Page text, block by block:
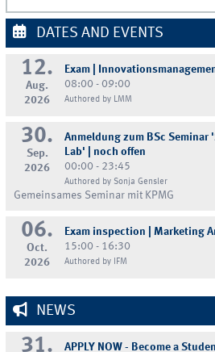
DATES AND EVENTS
12.
Aug.
2026
Exam |
08:00 - 09:00
Authored by LMM
30.
Sep.
2026
Anmeldung zum BSc
Lab' | noch offen
00:00 - 23:45
Authored by Sonja Gensler
Gemeinsames Seminar mit KPMG
06.
Oct.
2026
Exam inspection | Marketing
15:00 - 16:30
Authored by IFM
NEWS
31.
APPLY NOW - Become a